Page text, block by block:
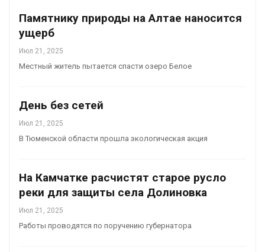
Памятнику природы на Алтае наносится
ущерб
Июл 21, 2025
Местный житель пытается спасти озеро Белое
День без сетей
Июл 21, 2025
В Тюменской области прошла экологическая акция
На Камчатке расчистят старое русло
реки для защиты села Долиновка
Июл 21, 2025
Работы проводятся по поручению губернатора